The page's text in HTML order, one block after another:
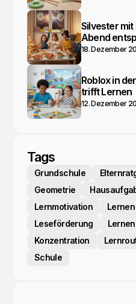
Silvester
Abend
18. Dezember
Roblox in
trifft Lernen
12. Dezember
Tags
Grundschule
Geometrie
Lernmotivation
Leseförderung
Konzentration
Schule